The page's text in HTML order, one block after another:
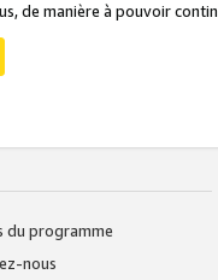
de manière à pouvoir
du programme
nous